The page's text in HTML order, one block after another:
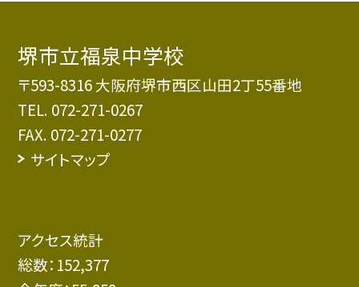
堺市立福泉中学校
〒593-8316 大阪府堺市西区山田2丁55番地
TEL. 072-271-0267
FAX. 072-271-0277
サイトマップ
アクセス統計
総数： 152,377